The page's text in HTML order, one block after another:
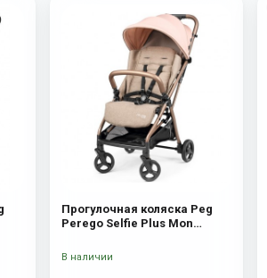
Прогулочная коляска Peg
Perego Selfie Plus Mon
В наличии